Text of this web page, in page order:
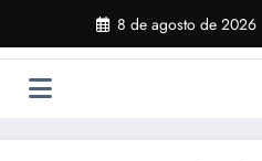
o
8 de agosto de 2026